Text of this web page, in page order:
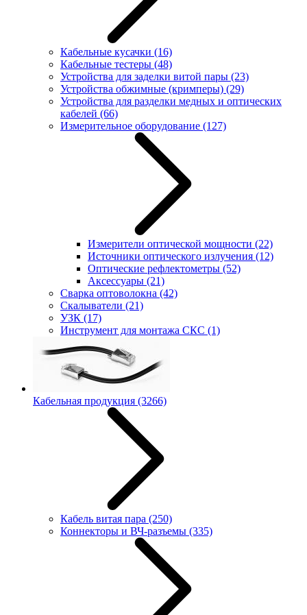
Кабельные кусачки (16)
Кабельные тестеры (48)
Устройства для заделки витой пары (23)
Устройства обжимные (кримперы) (29)
Устройства для разделки медных и оптических
кабелей (66)
Измерительное оборудование (127)
Измерители оптической мощности (22)
Источники оптического излучения (12)
Оптические рефлектометры (52)
Аксессуары (21)
Сварка оптоволокна (42)
Скалыватели (21)
УЗК (17)
Инструмент для монтажа СКС (1)
Кабельная продукция (3266)
Кабель витая пара (250)
Коннекторы и ВЧ-разъемы (335)